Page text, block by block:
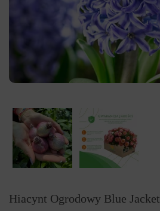
Hiacynt Ogrodowy Blue Jacket